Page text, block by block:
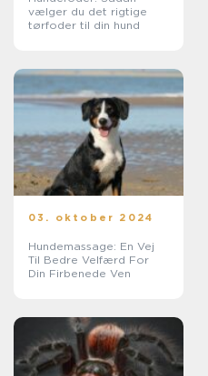
vælger du det rigtige
tørfoder til din hund
03. oktober 2024
Hundemassage: En Vej
Til Bedre Velfærd For
Din Firbenede Ven